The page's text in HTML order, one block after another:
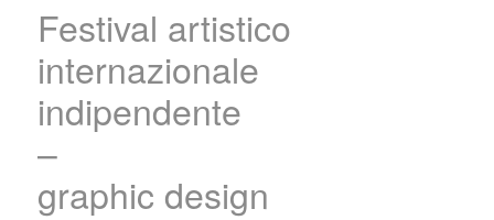
Festival artistico
internazionale
indipendente
–
graphic design